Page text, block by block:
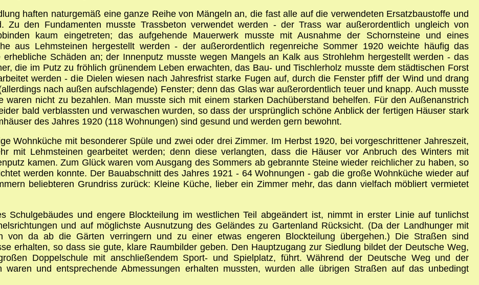
haften naturgemäß eine ganze Reihe von Mängeln an, die fast alle auf die verwendeten Ersatzbaustoffe und
Zu den Fundamenten musste Trassbeton verwendet werden - der Trass war außerordentlich ungleich von
kaum eingetreten; das aufgehende Mauerwerk musste mit Ausnahme der Schornsteine und eines
aus Lehmsteinen hergestellt werden - der außerordentlich regenreiche Sommer 1920 weichte häufig das
Schäden an; der Innenputz musste wegen Mangels an Kalk aus Strohlehm hergestellt werden - das
die im Putz zu fröhlich grünendem Leben erwachten, das Bau- und Tischlerholz musste dem städtischen Forst
werden - die Dielen wiesen nach Jahresfrist starke Fugen auf, durch die Fenster pfiff der Wind und drang
nach außen aufschlagende) Fenster; denn das Glas war außerordentlich teuer und knapp. Auch musste
waren nicht zu bezahlen. Man musste sich mit einem starken Dachüberstand behelfen. Für den Außenanstrich
bald verblassten und verwaschen wurden, so dass der ursprünglich schöne Anblick der fertigen Häuser stark
des Jahres 1920 (118 Wohnungen) sind gesund und werden gern bewohnt.
Wohnküche mit besonderer Spüle und zwei oder drei Zimmer. Im Herbst 1920, bei vorgeschrittener Jahreszeit,
mit Lehmsteinen gearbeitet werden; denn diese verlangten, dass die Häuser vor Anbruch des Winters mit
kamen. Zum Glück waren vom Ausgang des Sommers ab gebrannte Steine wieder reichlicher zu haben, so
werden konnte. Der Bauabschnitt des Jahres 1921 - 64 Wohnungen - gab die große Wohnküche wieder auf
beliebteren Grundriss zurück: Kleine Küche, lieber ein Zimmer mehr, das dann vielfach möbliert vermietet
Schulgebäudes und engere Blockteilung im westlichen Teil abgeändert ist, nimmt in erster Linie auf tunlichst
und auf möglichste Ausnutzung des Geländes zu Gartenland Rücksicht. (Da der Landhunger mit
von da ab die Gärten verringern und zu einer etwas engeren Blockteilung übergehen.) Die Straßen sind
erhalten, so dass sie gute, klare Raumbilder geben. Den Hauptzugang zur Siedlung bildet der Deutsche Weg,
Doppelschule mit anschließendem Sport- und Spielplatz, führt. Während der Deutsche Weg und der
waren und entsprechende Abmessungen erhalten mussten, wurden alle übrigen Straßen auf das unbedingt